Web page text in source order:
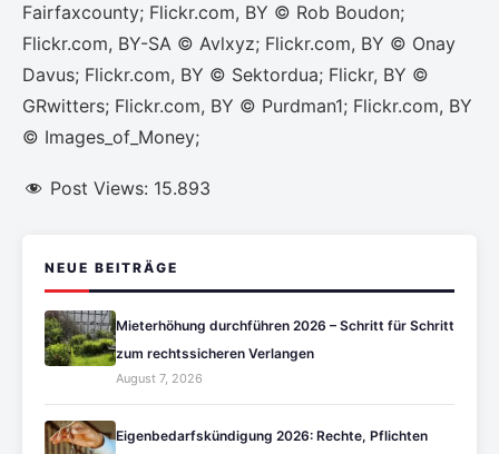
Fairfaxcounty; Flickr.com, BY © Rob Boudon;
Flickr.com, BY-SA © Avlxyz; Flickr.com, BY © Onay
Davus; Flickr.com, BY © Sektordua; Flickr, BY ©
GRwitters; Flickr.com, BY © Purdman1; Flickr.com, BY
© Images_of_Money;
Post Views: 15.893
NEUE BEITRÄGE
Mieterhöhung durchführen 2026 – Schritt für Schritt
zum rechtssicheren Verlangen
August 7, 2026
Eigenbedarfskündigung 2026: Rechte, Pflichten